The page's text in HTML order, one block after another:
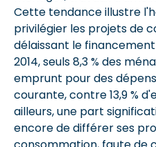
Cette tendance illustre
privilégier les projets de
délaissant le
2014, seuls 8,3 % des
emprunt pour des
courante, contre 13,9 %
ailleurs, une part
encore de différer ses